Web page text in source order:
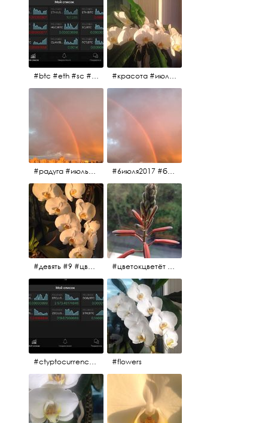
#btc #eth #sc #xrp #etc #maid #sys #naut #strat #pasc #dash #xmr #nxt #usdt #ltc#lsk #zec #str #rep #coin #markets #bitcoin #красота #июльскоеутро
#радуга #июльскоеутро #радугавовсёнебо #6июля2017 #6июля2017 #белыеночи #питерскоеутро #джулаймонинг #июльскоеутро #радугавовсёнебо #радуга #дождик
#девять #9 #цветы #цветокцветёт #flowers
#ctyptocurrency #btc #eth #flowers